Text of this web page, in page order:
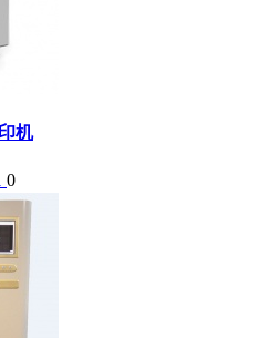
机
0